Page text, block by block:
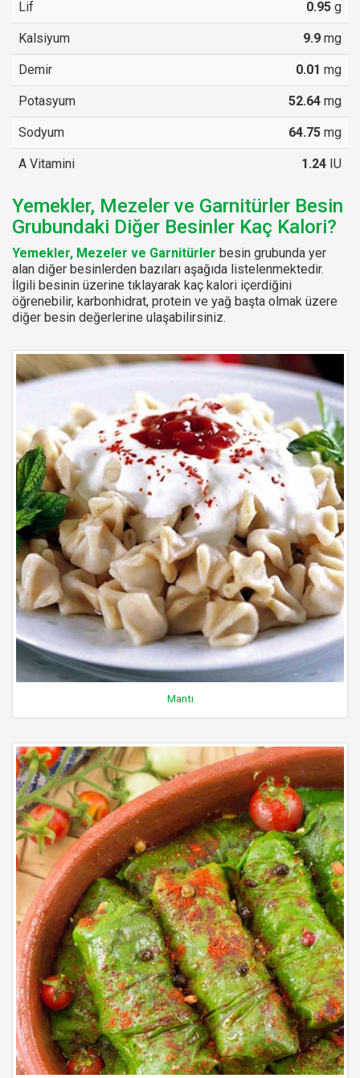
Lif 0.95 g
Kalsiyum 9.9 mg
Demir 0.01 mg
Potasyum 52.64 mg
Sodyum 64.75 mg
A Vitamini 1.24 IU
Yemekler, Mezeler ve Garnitürler Besin
Grubundaki Diğer Besinler Kaç Kalori?
Yemekler, Mezeler ve Garnitürler besin grubunda yer
alan diğer besinlerden bazıları aşağıda listelenmektedir.
İlgili besinin üzerine tıklayarak kaç kalori içerdiğini
öğrenebilir, karbonhidrat, protein ve yağ başta olmak üzere
diğer besin değerlerine ulaşabilirsiniz.
Mantı